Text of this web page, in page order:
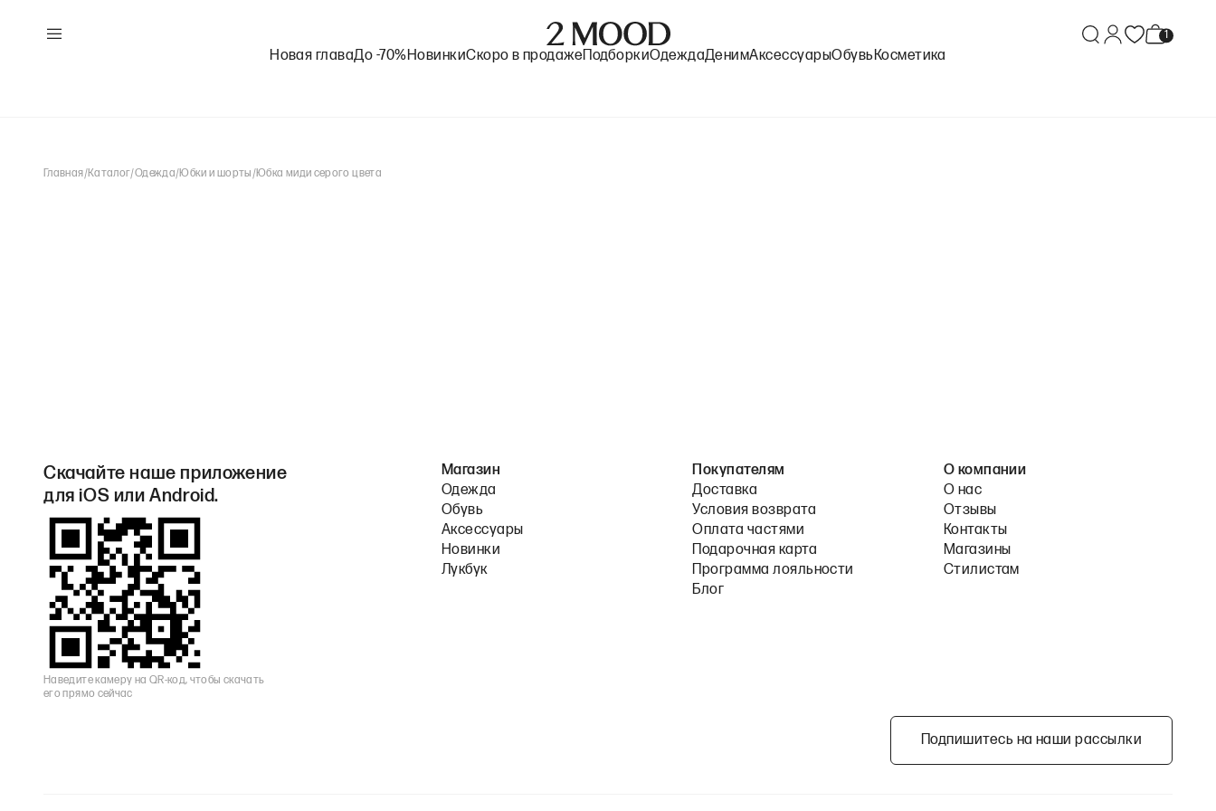
Новая главаДо -70%НовинкиСкоро в продаже ПодборкиОдеждаДенимАксессуарыОбувь Косметика
Главная/Каталог/Одежда/Юбки и шорты /Юбка миди серого цвета
Скачайте наше приложение
для iOS или Android.
Наведите камеру на QR-код, чтобы скачать
его прямо сейчас
Магазин
Одежда
Обувь
Аксессуары
Новинки
Лукбук
Покупателям
Доставка
Условия возврата
Оплата частями
Подарочная карта
Программа лояльности
Блог
О компании
О нас
Отзывы
Контакты
Магазины
Стилистам
Подпишитесь на наши рассылки